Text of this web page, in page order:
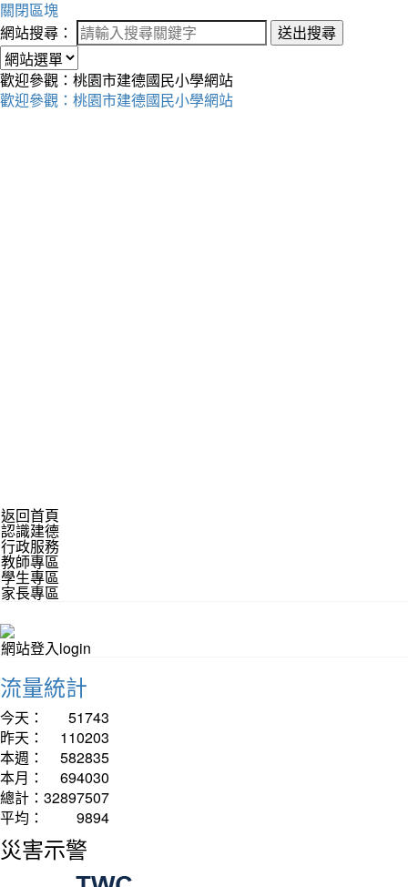
關閉區塊
網站搜尋：
送出搜尋
歡迎參觀：桃園市建德國民小學網站
歡迎參觀：桃園市建德國民小學網站
返回首頁
認識建德
行政服務
教師專區
學生專區
家長專區
網站登入login
流量統計
今天：
51743
昨天：
110203
本週：
582835
本月：
694030
總計： 32897507
平均：
9894
災害示警